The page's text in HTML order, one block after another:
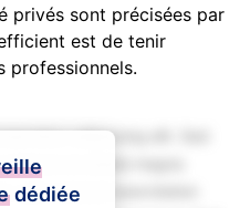
privés sont précisées par
est de tenir
professionnels.
adipiscing elit. Sed
labore et dolore magna
quis nostrud exercitation
dédiée